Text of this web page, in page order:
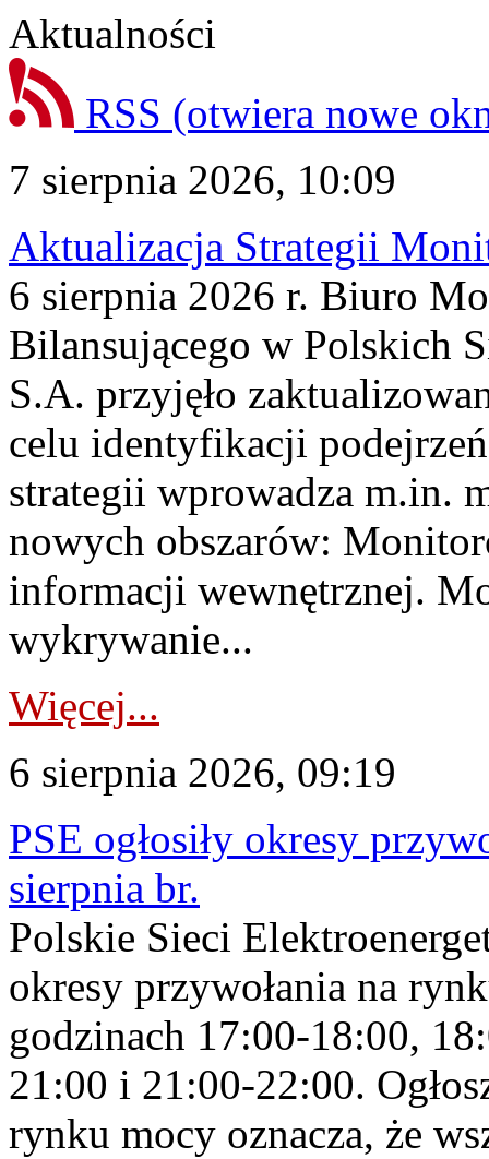
Aktualności
RSS (otwiera nowe
7 sierpnia 2026, 10:09
Aktualizacja Strategii
6 sierpnia 2026 r. Biuro
Bilansującego w Polskich
S.A. przyjęło
celu identyfikacji
strategii wprowadza m.in.
nowych obszarów:
informacji wewnętrznej.
wykrywanie...
Więcej...
6 sierpnia 2026, 09:19
PSE ogłosiły okresy
sierpnia br.
Polskie Sieci
okresy przywołania na
godzinach 17:00-18:00,
21:00 i 21:00-22:00.
rynku mocy oznacza, że